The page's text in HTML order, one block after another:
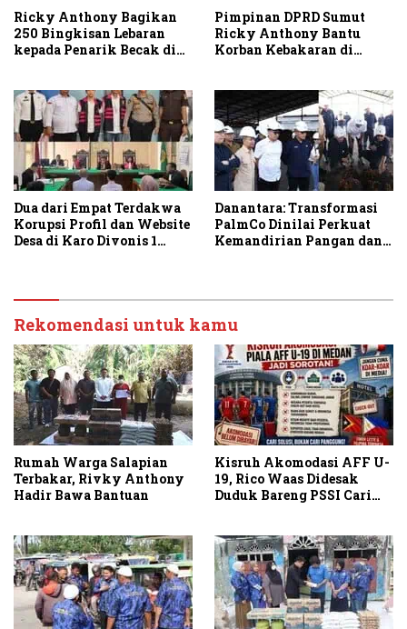
Ricky Anthony Bagikan
250 Bingkisan Lebaran
kepada Penarik Becak di
Pimpinan DPRD Sumut
Ricky Anthony Bantu
Korban Kebakaran di
Dua dari Empat Terdakwa
Korupsi Profil dan Website
Desa di Karo Divonis 1
Danantara: Transformasi
PalmCo Dinilai Perkuat
Kemandirian Pangan dan
Rekomendasi untuk kamu
Rumah Warga Salapian
Terbakar, Rivky Anthony
Hadir Bawa Bantuan
Kisruh Akomodasi AFF U-
19, Rico Waas Didesak
Duduk Bareng PSSI Cari